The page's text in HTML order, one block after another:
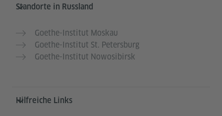
Standorte in Russland
Goethe-Institut Moskau
Goethe-Institut St. Petersburg
Goethe-Institut Nowosibirsk
Hilfreiche Links